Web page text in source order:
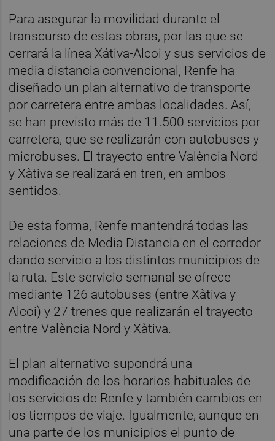
Para asegurar la movilidad durante el
transcurso de estas obras, por las que se
cerrará la línea Xátiva-Alcoi y sus servicios de
media distancia convencional, Renfe ha
diseñado un plan alternativo de transporte
por carretera entre ambas localidades. Así,
se han previsto más de 11.500 servicios por
carretera, que se realizarán con autobuses y
microbuses. El trayecto entre València Nord
y Xàtiva se realizará en tren, en ambos
sentidos.
De esta forma, Renfe mantendrá todas las
relaciones de Media Distancia en el corredor
dando servicio a los distintos municipios de
la ruta. Este servicio semanal se ofrece
mediante 126 autobuses (entre Xàtiva y
Alcoi) y 27 trenes que realizarán el trayecto
entre València Nord y Xàtiva.
El plan alternativo supondrá una
modificación de los horarios habituales de
los servicios de Renfe y también cambios en
los tiempos de viaje. Igualmente, aunque en
una parte de los municipios el punto de